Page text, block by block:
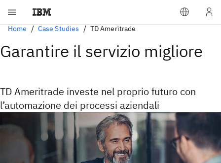
Home Case Studies TD Ameritrade
Garantire il servizio migliore
TD Ameritrade investe nel proprio futuro con
l’automazione dei processi aziendali